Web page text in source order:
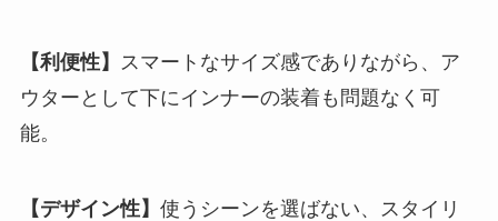
【利便性】 スマートなサイズ感でありながら、ア
ウターとして下にインナーの装着も問題なく可
能。
【デザイン性】 使うシーンを選ばない、スタイリ